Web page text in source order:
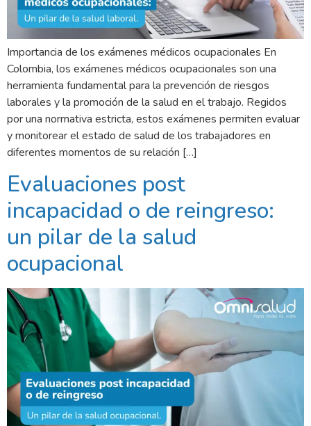
Importancia de los exámenes médicos ocupacionales En
Colombia, los exámenes médicos ocupacionales son una
herramienta fundamental para la prevención de riesgos
laborales y la promoción de la salud en el trabajo. Regidos
por una normativa estricta, estos exámenes permiten evaluar
y monitorear el estado de salud de los trabajadores en
diferentes momentos de su relación […]
Evaluaciones post
incapacidad o de reingreso:
un pilar de la salud
ocupacional